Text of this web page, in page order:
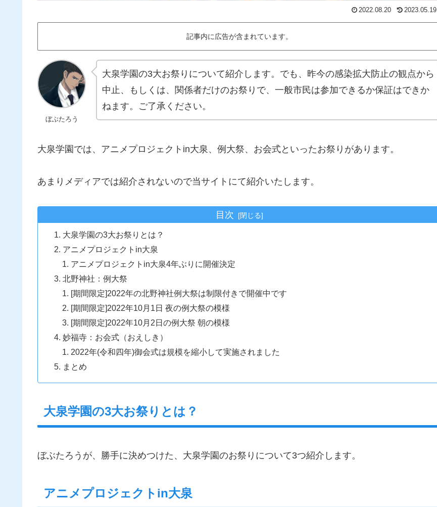
2022.08.20 2023.05.19
記事内に広告が含まれています。
ぼぶたろう
大泉学園の3大お祭りについて紹介します。でも、昨今の感染拡大防止の観点から
中止、もしくは、関係者だけのお祭りで、一般市民は参加できるか保証はできか
ねます。ご了承ください。
大泉学園では、アニメプロジェクトin大泉、例大祭、お会式といったお祭りがあります。
あまりメディアでは紹介されないので当サイトにて紹介いたします。
目次
大泉学園の3大お祭りとは？
アニメプロジェクトin大泉
アニメプロジェクトin大泉4年ぶりに開催決定
北野神社：例大祭
[期間限定]2022年の北野神社例大祭は制限付きで開催中です
[期間限定]2022年10月1日 夜の例大祭の模様
[期間限定]2022年10月2日の例大祭 朝の模様
妙福寺：お会式（おえしき）
2022年(令和四年)御会式は規模を縮小して実施されました
まとめ
大泉学園の3大お祭りとは？
ぼぶたろうが、勝手に決めつけた、大泉学園のお祭りについて3つ紹介します。
アニメプロジェクトin大泉